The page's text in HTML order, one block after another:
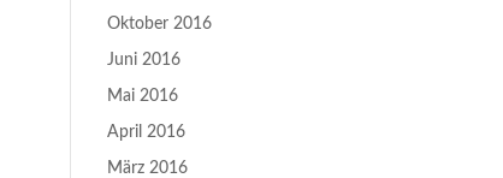
Oktober 2016
Juni 2016
Mai 2016
April 2016
März 2016